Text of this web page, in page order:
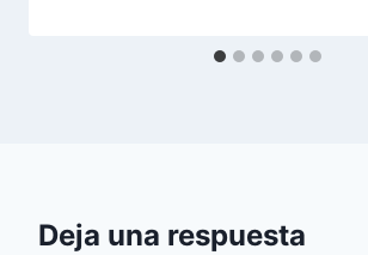
Deja una respuesta